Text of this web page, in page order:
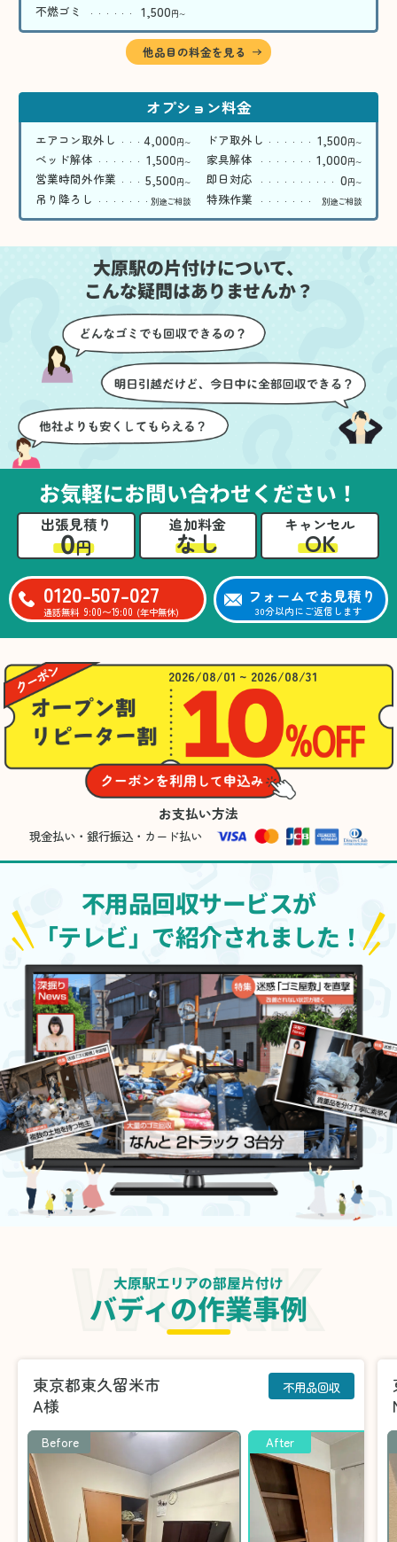
不燃ゴミ 1,500円〜
他品目の料金を見る
オプション料金
エアコン取外し 4,000円〜 ドア取外し 1,500円〜
ベッド解体 1,500円〜 家具解体 1,000円〜
営業時間外作業 5,500円〜 即日対応 0円〜
吊り降ろし 別途ご相談 特殊作業 別途ご相談
大原駅の片付けについて、
こんな疑問はありませんか？
お気軽にお問い合わせください！
出張見積り
0円
追加料金
なし
キャンセル
OK
0120-507-027
通話無料 9:00〜19:00 (年中無休)
フォームでお見積り
30分以内にご返信します
2026/08/01 ~ 2026/08/31
お支払い方法
現金払い・銀行振込・カード払い
不用品回収サービスが
「テレビ」で紹介されました！
大原駅エリアの部屋片付け
バディの作業事例
東京都東久留米市
A様
不用品回収
Before After